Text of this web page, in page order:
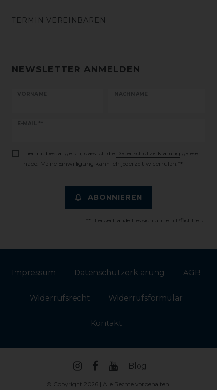
TERMIN VEREINBAREN
NEWSLETTER ANMELDEN
VORNAME NACHNAME
E-MAIL **
Newsletter
Hiermit bestätige ich, dass ich die Daten­schutz­erklärung gelesen
habe. Meine Einwilligung kann ich jederzeit widerrufen.**
ABONNIEREN
** Hierbei handelt es sich um ein Pflichtfeld.
Impressum Daten­schutz­erklärung AGB
Widerrufs­recht Widerrufs­formular
Kontakt
Blog
© Copyright 2026 | Alle Rechte vorbehalten.